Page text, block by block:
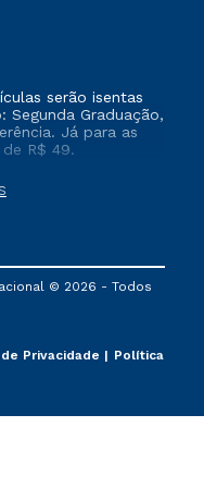
serão isentas
Segunda Graduação,
Já para as
R$ 49.
© 2026 - Todos
Privacidade
Política